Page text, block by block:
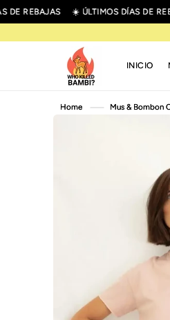
REBAJAS ☀️ ÚLTIMOS DÍAS DE
INICIO
Home Mus & Bombon
IR
DIRECTAMENTE